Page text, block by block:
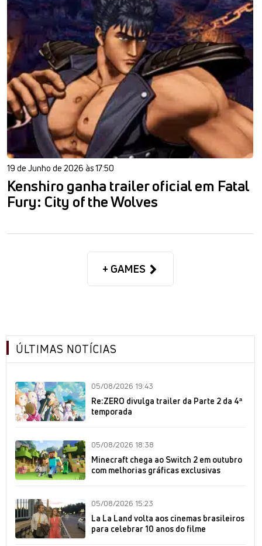
19 de Junho de 2026 às 17:50
Kenshiro ganha trailer oficial em Fatal
Fury: City of the Wolves
+ GAMES
ÚLTIMAS NOTÍCIAS
05/08/2026 19:43
Re:ZERO divulga trailer da Parte 2 da 4ª
temporada
05/08/2026 18:38
Minecraft chega ao Switch 2 em outubro
com melhorias gráficas exclusivas
05/08/2026 15:23
La La Land volta aos cinemas brasileiros
para celebrar 10 anos do filme